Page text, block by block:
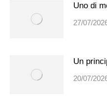
Uno di
27/07/
Un
20/07/